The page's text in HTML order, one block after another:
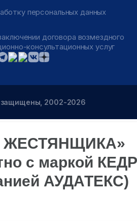
персональных данных
договора возмездного
консультационных услуг
защищены, 2002-2026